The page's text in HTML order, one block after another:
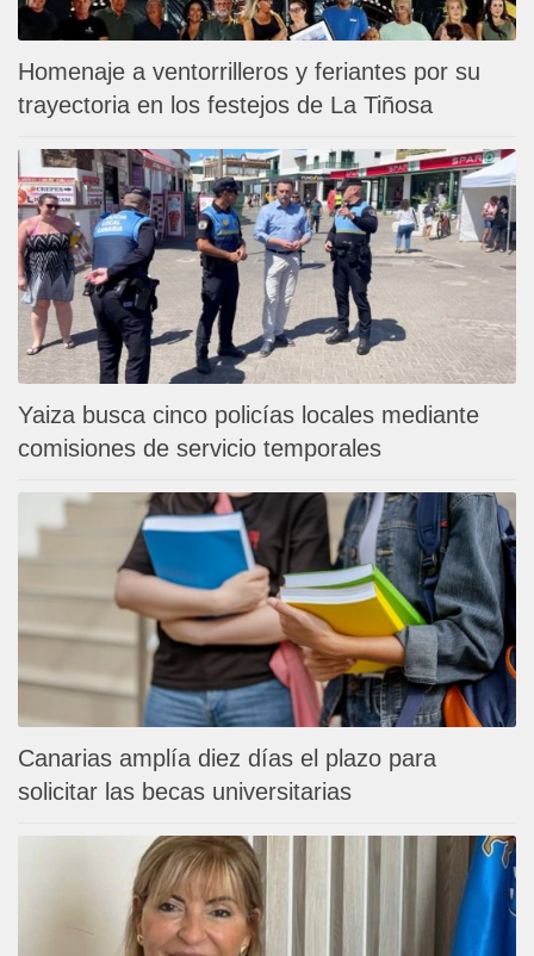
Homenaje a ventorrilleros y feriantes por su
trayectoria en los festejos de La Tiñosa
Yaiza busca cinco policías locales mediante
comisiones de servicio temporales
Canarias amplía diez días el plazo para
solicitar las becas universitarias